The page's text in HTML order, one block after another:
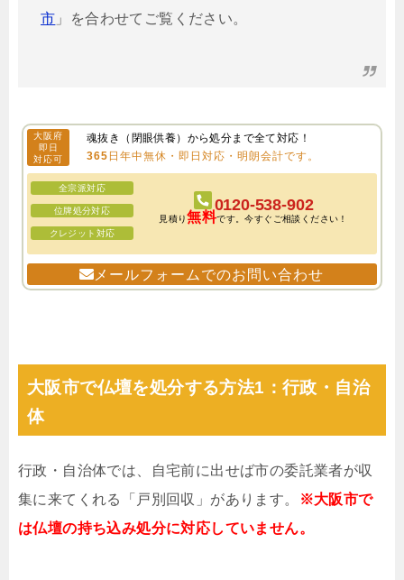
市 」を合わせてご覧ください。
大阪府
即日
対応可
魂抜き（閉眼供養）から処分まで全て対応！
365日年中無休・即日対応・明朗会計です。
全宗派対応
位牌処分対応
クレジット対応
0120-538-902
見積り無料です。今すぐご相談ください！
メールフォームでのお問い合わせ
大阪市で仏壇を処分する方法1：行政・自治
体
行政・自治体では、自宅前に出せば市の委託業者が収
集に来てくれる「戸別回収」があります。
※大阪市で
は仏壇の持ち込み処分に対応していません。